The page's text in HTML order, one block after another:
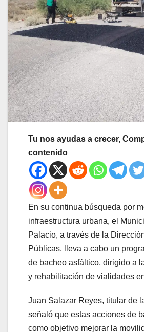
Tu nos ayudas a crecer,
contenido
En su continua búsqueda por
infraestructura urbana, el
Palacio, a través de la
Públicas, lleva a cabo un
de bacheo asfáltico, dirigido a
y rehabilitación de vialidades
Juan Salazar Reyes, titular de
señaló que estas acciones de
como objetivo mejorar la